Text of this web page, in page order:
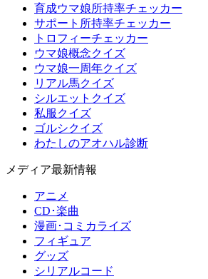
育成ウマ娘所持率チェッカー
サポート所持率チェッカー
トロフィーチェッカー
ウマ娘概念クイズ
ウマ娘一周年クイズ
リアル馬クイズ
シルエットクイズ
私服クイズ
ゴルシクイズ
わたしのアオハル診断
メディア最新情報
アニメ
CD･楽曲
漫画･コミカライズ
フィギュア
グッズ
シリアルコード